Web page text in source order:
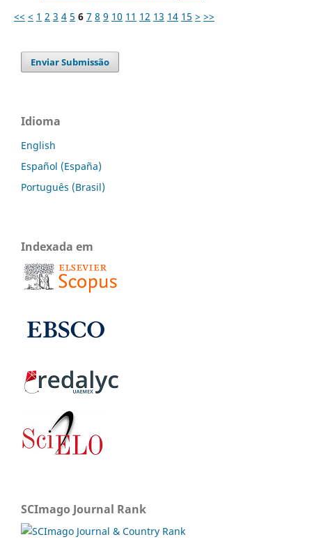
<< < 1 2 3 4 5 6 7 8 9 10 11 12 13 14 15 > >>
Enviar Submissão
Idioma
English
Español (España)
Português (Brasil)
Indexada em
SCImago Journal Rank